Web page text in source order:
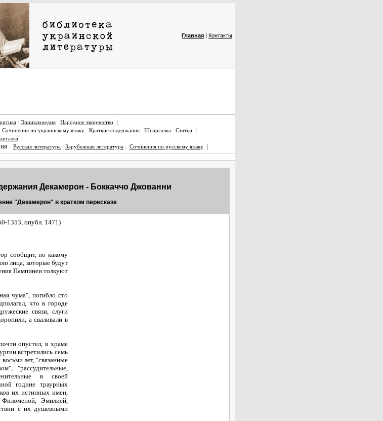
Главная | Контакты
: Энциклопедия : Народное творчество
|
Сочинения по украинскому языку : Краткие содержания : Шпаргалка : Статьи
|
|
: Русская литература : Зарубежная литература : Сочинения по русскому языку |
Декамерон - Боккаччо Джованни
"Декамерон" в кратком пересказе
1353, опубл. 1471)
сообщит, по какому
лица, которые будут
Пампинеи толкуют
чума", погибло сто
что в городе
связи, слуги
а сваливали в
опустел, в храме
встретились семь
лет, "связанные
"рассудительные,
в своей
године траурных
их истинных имен,
Эмилией,
с их душевными